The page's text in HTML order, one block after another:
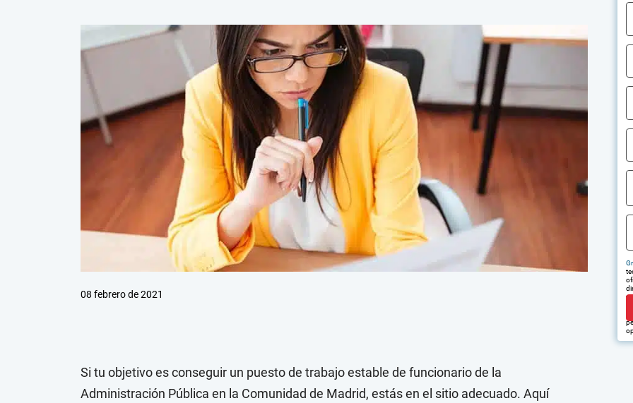
08 febrero de 2021
Si tu objetivo es conseguir un puesto de trabajo estable de funcionario de la
Administración Pública en la Comunidad de Madrid, estás en el sitio adecuado. Aquí